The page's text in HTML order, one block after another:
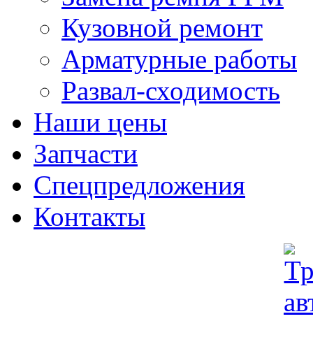
Кузовной ремонт
Арматурные работы
Развал-сходимость
Наши цены
Запчасти
Спецпредложения
Контакты